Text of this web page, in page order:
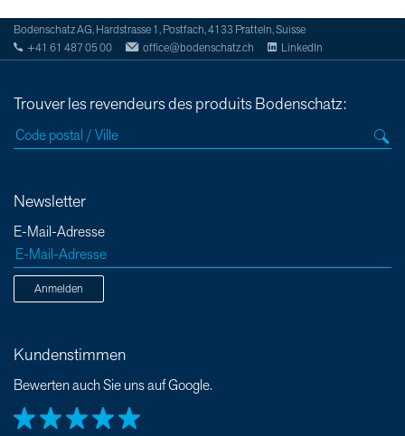
Bodenschatz AG, Hardstrasse 1, Postfach, 4133 Pratteln, Suisse
+41 61 487 05 00
office@bodenschatz.ch LinkedIn
Trouver les revendeurs des produits Bodenschatz:
Newsletter
E-Mail-Adresse
Anmelden
Kundenstimmen
Bewerten auch Sie uns auf Google.